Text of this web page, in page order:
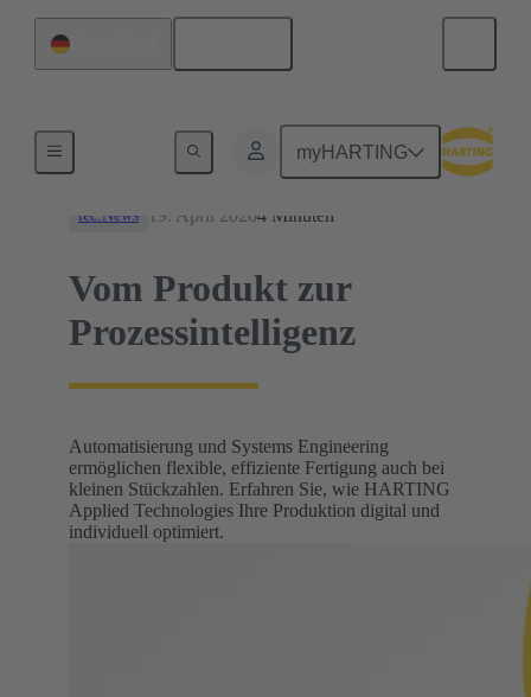
myHARTING
tec.News 19. April 20264 Minuten
Vom Produkt zur
Prozessintelligenz
Automatisierung und Systems Engineering
ermöglichen flexible, effiziente Fertigung auch bei
kleinen Stückzahlen. Erfahren Sie, wie HARTING
Applied Technologies Ihre Produktion digital und
individuell optimiert.